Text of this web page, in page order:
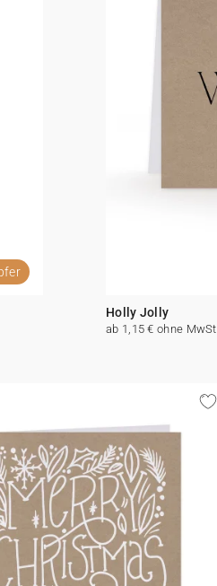
Holly Jolly
ab 1,15 € ohne MwSt